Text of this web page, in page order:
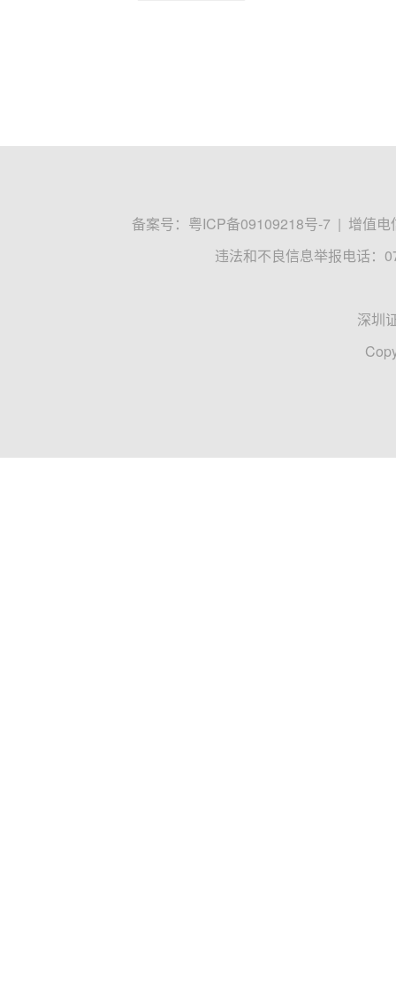
备案号： 粤ICP备09109218号-7 | 增值电
违法和不良信息举报电话：
深圳